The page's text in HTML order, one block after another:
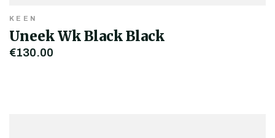
KEEN
Uneek Wk Black Black
€130,00